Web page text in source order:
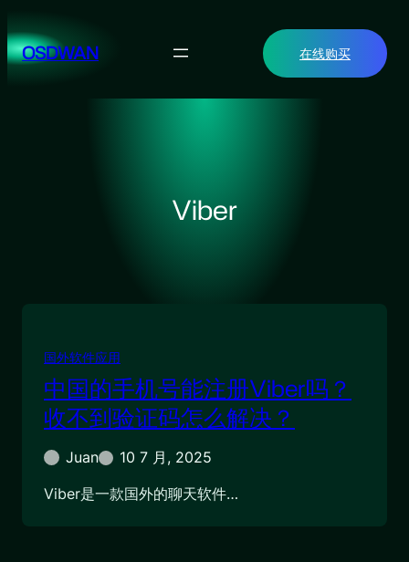
至
内OSDWAN 在线购买
Viber
国外软件应用
中国的手机号能注册Viber吗？
收不到验证码怎么解决？
Juan
10 7 月, 2025
Viber是一款国外的聊天软件…